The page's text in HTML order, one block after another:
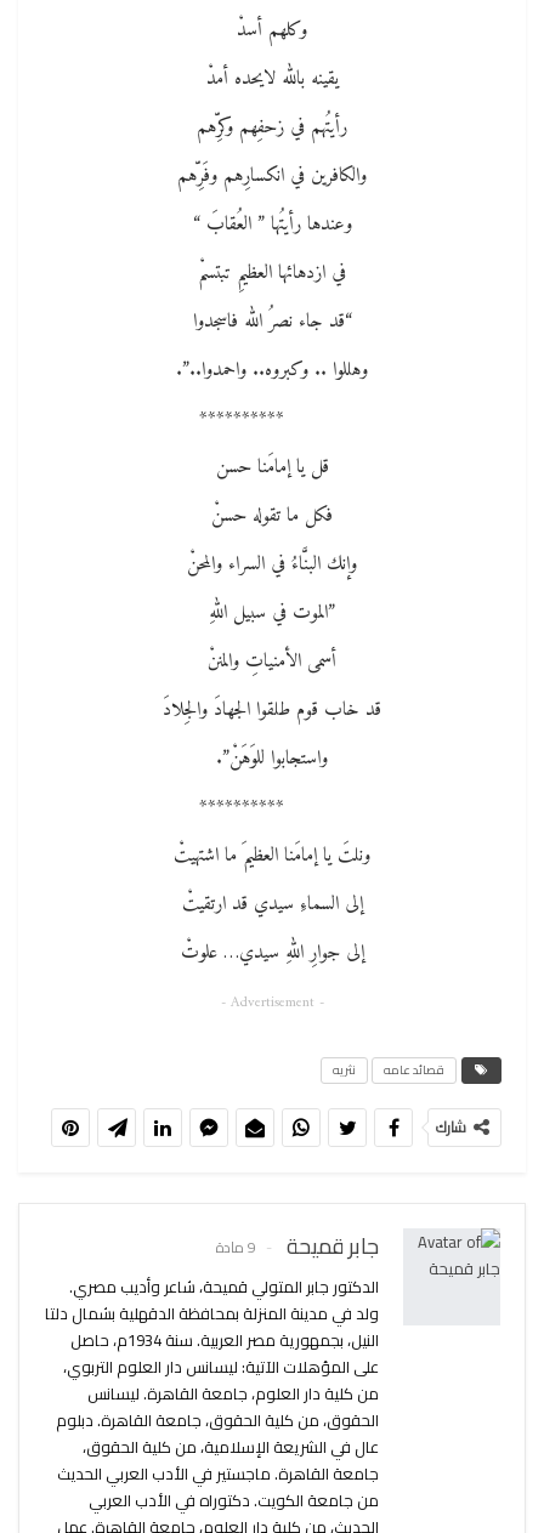
وكلهم أسدْ
يقينه بالله لايحده أمدْ
رأيتُهم في زحفِهم وكرِّهم
والكافرين في انكسارِهم وفَرِّهم
وعندها رأيتُها ” العُقابَ “
في ازدهائها العظيمِ تبتسمْ
“قد جاء نصرُ الله فاسجدوا
وهللوا .. وكبروه.. واحمدوا..”.
**********
قل يا إمامَنا حسن
فكل ما تقوله حسنْ
وإنك البنَّاءُ في السراء والمحنْ
”الموت في سبيل اللهِ
أسمى الأمنياتِ والمننْ
قد خاب قوم طلقوا الجهادَ والجِلادَ
واستجابوا للوَهَنْ”.
**********
ونلتَ يا إمامَنا العظيمَ ما اشتهيتْ
إلى السماءِ سيدي قد ارتقيتْ
إلى جوارِ اللهِ سيدي… علوتْ
- Advertisement -
قصائد عامه نثريه
شارك
جابر قميحة 9 مادة
الدكتور جابر المتولي قميحة، شاعر وأديب مصري.
ولد في مدينة المنزلة بمحافظة الدقهلية بشمال دلتا
النيل، بجمهورية مصر العربية. سنة 1934م، حاصل
على المؤهلات الآتية: ليسانس دار العلوم التربوي،
من كلية دار العلوم، جامعة القاهرة. ليسانس
الحقوق، من كلية الحقوق، جامعة القاهرة. دبلوم
عال في الشريعة الإسلامية، من كلية الحقوق،
جامعة القاهرة. ماجستير في الأدب العربي الحديث
من جامعة الكويت. دكتوراه في الأدب العربي
الحديث، من كلية دار العلوم، جامعة القاهرة. عمل